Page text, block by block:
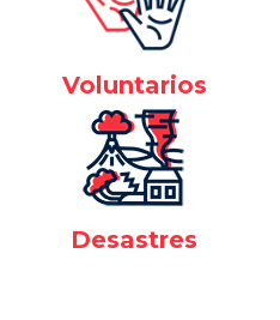
Voluntarios
Desastres